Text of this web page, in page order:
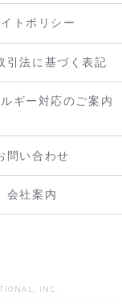
トポリシー
引法に基づく表記
ギー対応のご案内
問い合わせ
会社案内
INC.